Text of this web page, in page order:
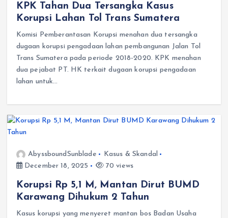
KPK Tahan Dua Tersangka Kasus
Korupsi Lahan Tol Trans Sumatera
Komisi Pemberantasan Korupsi menahan dua tersangka
dugaan korupsi pengadaan lahan pembangunan Jalan Tol
Trans Sumatera pada periode 2018-2020. KPK menahan
dua pejabat PT. HK terkait dugaan korupsi pengadaan
lahan untuk…
AbyssboundSunblade
Kasus & Skandal
December 18, 2025
70 views
Korupsi Rp 5,1 M, Mantan Dirut BUMD
Karawang Dihukum 2 Tahun
Kasus korupsi yang menyeret mantan bos Badan Usaha